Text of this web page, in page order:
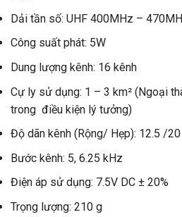
Dải tần số: UHF 400MHz –
Công suất phát: 5W
Dung lượng kênh: 16 kênh
Cự ly sử dụng: 1 – 3 km² (Ngoại
trong điều kiện lý tưởng)
Độ dãn kênh (Rộng/ Hẹp): 12.5 /
Bước kênh: 5, 6.25 kHz
Điện áp sử dụng: 7.5V DC ± 20%
Trọng lượng: 210 g